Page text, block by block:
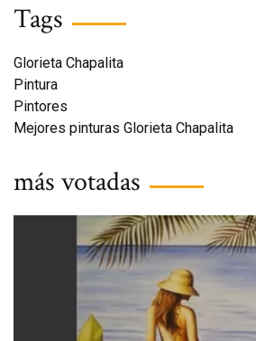
Tags
Glorieta Chapalita
Pintura
Pintores
Mejores pinturas Glorieta Chapalita
más votadas